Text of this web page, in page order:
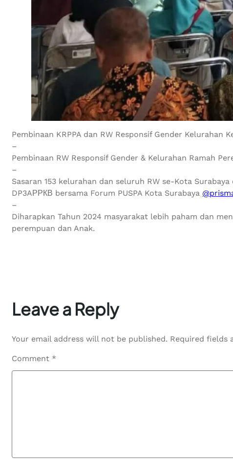
Pembinaan KRPPA dan RW Responsif Gender Kelurahan
–
Pembinaan RW Responsif Gender & Kelurahan Ramah
–
Sasaran 153 kelurahan dan seluruh RW se-Kota
DP3AРРКВ bersama Forum PUSPA Kota Surabaya
–
Diharapkan Tahun 2024 masyarakat lebih paham dan
perempuan dan Anak.
Leave a Reply
Your email address will not be published. Required fields
Comment *